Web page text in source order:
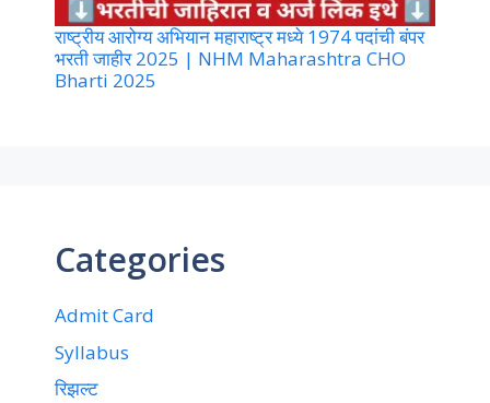
राष्ट्रीय आरोग्य अभियान महाराष्ट्र मध्ये 1974 पदांची बंपर
भरती जाहीर 2025 | NHM Maharashtra CHO
Bharti 2025
Categories
Admit Card
Syllabus
रिझल्ट